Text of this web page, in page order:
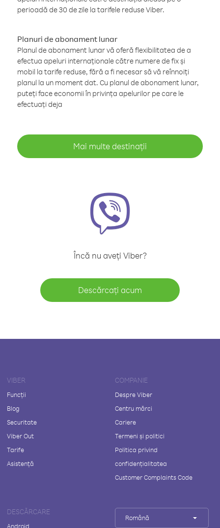
perioadă de 30 de zile la tarifele reduse Viber.
Planuri de abonament lunar
Planul de abonament lunar vă oferă flexibilitatea de a
efectua apeluri internaționale către numere de fix și
mobil la tarife reduse, fără a fi necesar să vă reînnoiți
planul la un moment dat. Cu planul de abonament lunar,
puteți face economii în privința apelurilor pe care le
efectuați deja
Mai multe destinații
Încă nu aveți Viber?
Descărcați acum
VIBER
Funcții
Blog
Securitate
Viber Out
Tarife
Asistență
COMPANIE
Despre Viber
Centru mărci
Cariere
Termeni și politici
Politica privind
confidențialitatea
Customer Complaints Code
DESCĂRCARE
Android
Română